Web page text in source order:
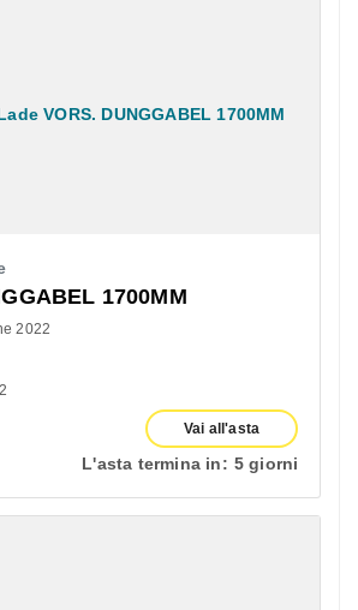
1700MM
2022
Vai all'asta
L'asta termina in: 5 giorni